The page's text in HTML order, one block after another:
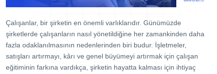
E-Kitaplar
Başarı Hikayeleri
Kurumsal
Referanslar
Çalışanlar, bir şirketin en önemli varlıklarıdır. Günümüzde
şirketlerde çalışanların nasıl yönetildiğine her zamankinden daha
fazla odaklanılmasının nedenlerinden biri budur. İşletmeler,
satışları artırmayı, kârı ve genel büyümeyi artırmak için çalışan
eğitiminin farkına vardıkça, şirketin hayatta kalması için ihtiyaç